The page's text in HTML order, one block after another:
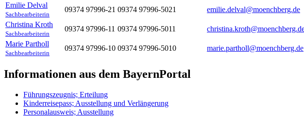
Emilie Delval
Sachbearbeiterin
09374 97996-21 09374 97996-5021
emilie.delval@moenchberg.de
Christina Kroth
Sachbearbeiterin
09374 97996-11 09374 97996-5011
Marie Partholl
Sachbearbeiterin
09374 97996-10 09374 97996-5010 marie.partholl@moenchberg.de
Informationen aus dem BayernPortal
Führungszeugnis; Erteilung
Kinderreisepass; Ausstellung und Verlängerung
Personalausweis; Ausstellung